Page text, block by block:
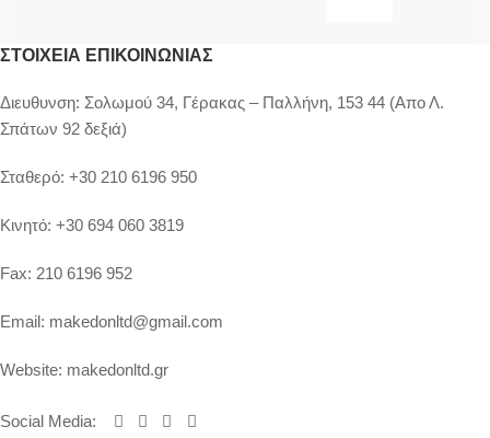
ΣΤΟΙΧΕΊΑ ΕΠΙΚΟΙΝΩΝΊΑΣ
Διευθυνση: Σολωμού 34, Γέρακας – Παλλήνη, 153 44 (Απο Λ.
Σπάτων 92 δεξιά)
Σταθερό: +30 210 6196 950
Κινητό: +30 694 060 3819
Fax: 210 6196 952
Email: makedonltd@gmail.com
Website: makedonltd.gr
Social Media: